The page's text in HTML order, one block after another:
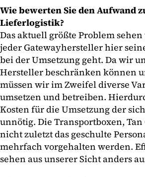
Wie bewerten Sie den Aufwand
Lieferlogistik?
Das aktuell größte Problem
jeder Gatewayhersteller hier
bei der Umsetzung geht. Da wir
Hersteller beschränken können
müssen wir im Zweifel diverse
umsetzen und betreiben.
Kosten für die Umsetzung der
unnötig. Die Transportboxen,
nicht zuletzt das geschulte
mehrfach vorgehalten werden.
sehen aus unserer Sicht anders